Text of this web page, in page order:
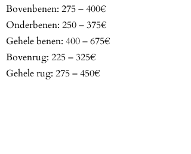
Bovenbenen: 275 – 400€
Onderbenen: 250 – 375€
Gehele benen: 400 – 675€
Bovenrug: 225 – 325€
Gehele rug: 275 – 450€